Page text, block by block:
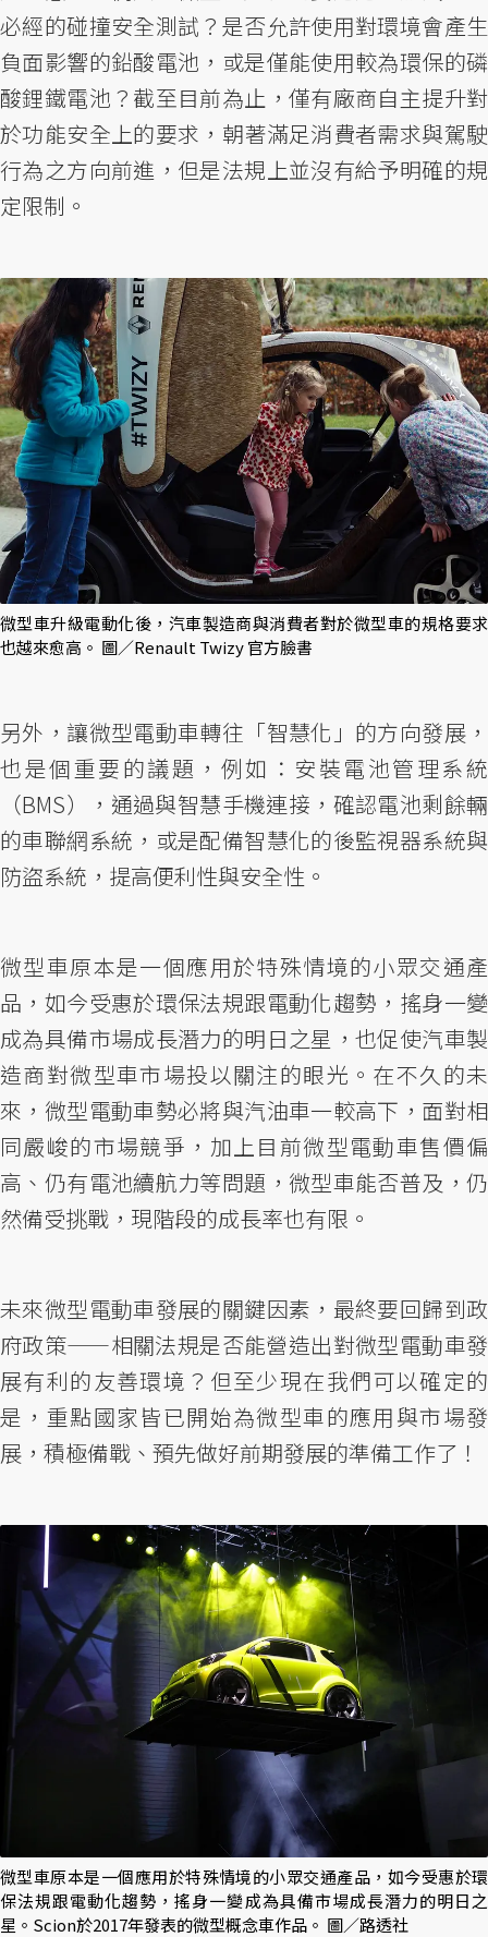
必經的碰撞安全測試？是否允許使用對環境會產生
負面影響的鉛酸電池，或是僅能使用較為環保的磷
酸鋰鐵電池？截至目前為止，僅有廠商自主提升對
於功能安全上的要求，朝著滿足消費者需求與駕駛
行為之方向前進，但是法規上並沒有給予明確的規
定限制。
微型車升級電動化後，汽車製造商與消費者對於微型車的規格要求
也越來愈高。 圖／Renault Twizy 官方臉書
另外，讓微型電動車轉往「智慧化」的方向發展，
也是個重要的議題，例如：安裝電池管理系統
（BMS），通過與智慧手機連接，確認電池剩餘輛
的車聯網系統，或是配備智慧化的後監視器系統與
防盜系統，提高便利性與安全性。
微型車原本是一個應用於特殊情境的小眾交通產
品，如今受惠於環保法規跟電動化趨勢，搖身一變
成為具備市場成長潛力的明日之星，也促使汽車製
造商對微型車市場投以關注的眼光。在不久的未
來，微型電動車勢必將與汽油車一較高下，面對相
同嚴峻的市場競爭，加上目前微型電動車售價偏
高、仍有電池續航力等問題，微型車能否普及，仍
然備受挑戰，現階段的成長率也有限。
未來微型電動車發展的關鍵因素，最終要回歸到政
府政策——相關法規是否能營造出對微型電動車發
展有利的友善環境？但至少現在我們可以確定的
是，重點國家皆已開始為微型車的應用與市場發
展，積極備戰、預先做好前期發展的準備工作了！
微型車原本是一個應用於特殊情境的小眾交通產品，如今受惠於環
保法規跟電動化趨勢，搖身一變成為具備市場成長潛力的明日之
星。Scion於2017年發表的微型概念車作品。 圖／路透社